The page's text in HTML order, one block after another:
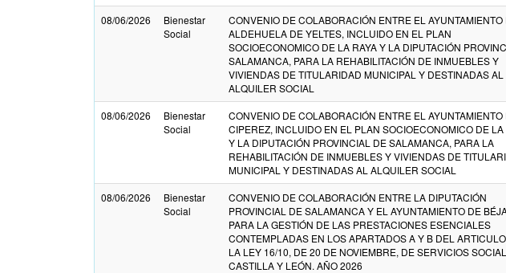
08/06/2026
Bienestar
Social
CONVENIO DE COLABORACIÓN ENTRE EL AYUNTAMIENTO
ALDEHUELA DE YELTES, INCLUIDO EN EL PLAN
SOCIOECONOMICO DE LA RAYA Y LA DIPUTACIÓN
SALAMANCA, PARA LA REHABILITACIÓN DE INMUEBLES Y
VIVIENDAS DE TITULARIDAD MUNICIPAL Y DESTINADAS AL
ALQUILER SOCIAL
08/06/2026
Bienestar
Social
CONVENIO DE COLABORACIÓN ENTRE EL AYUNTAMIENTO
CIPEREZ, INCLUIDO EN EL PLAN SOCIOECONOMICO DE LA
Y LA DIPUTACIÓN PROVINCIAL DE SALAMANCA, PARA LA
REHABILITACIÓN DE INMUEBLES Y VIVIENDAS DE
MUNICIPAL Y DESTINADAS AL ALQUILER SOCIAL
08/06/2026
Bienestar
Social
CONVENIO DE COLABORACIÓN ENTRE LA DIPUTACIÓN
PROVINCIAL DE SALAMANCA Y EL AYUNTAMIENTO DE
PARA LA GESTIÓN DE LAS PRESTACIONES ESENCIALES
CONTEMPLADAS EN LOS APARTADOS A Y B DEL
LA LEY 16/10, DE 20 DE NOVIEMBRE, DE SERVICIOS
CASTILLA Y LEÓN. AÑO 2026